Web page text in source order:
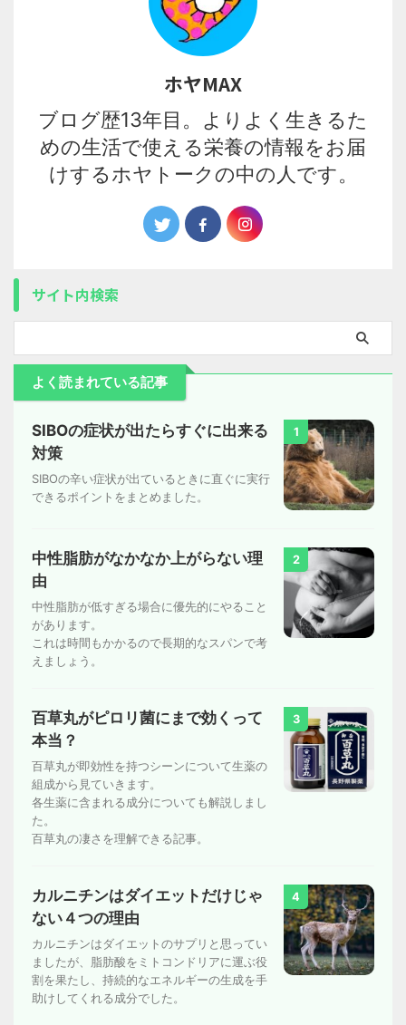
ホヤMAX
ブログ歴13年目。よりよく生きるた
めの生活で使える栄養の情報をお届
けするホヤトークの中の人です。
サイト内検索
よく読まれている記事
1
SIBOの症状が出たらすぐに出来る
対策
SIBOの辛い症状が出ているときに直ぐに実行
できるポイントをまとめました。
2
中性脂肪がなかなか上がらない理
由
中性脂肪が低すぎる場合に優先的にやること
があります。
これは時間もかかるので長期的なスパンで考
えましょう。
3
百草丸がピロリ菌にまで効くって
本当？
百草丸が即効性を持つシーンについて生薬の
組成から見ていきます。
各生薬に含まれる成分についても解説しまし
た。
百草丸の凄さを理解できる記事。
4
カルニチンはダイエットだけじゃ
ない４つの理由
カルニチンはダイエットのサプリと思ってい
ましたが、脂肪酸をミトコンドリアに運ぶ役
割を果たし、持続的なエネルギーの生成を手
助けしてくれる成分でした。